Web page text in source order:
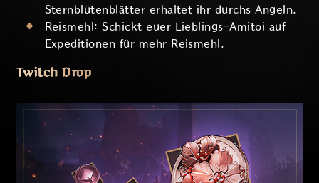
Sternblütenblätter erhaltet ihr durchs Angeln.
Reismehl: Schickt euer Lieblings-Amitoi auf
Expeditionen für mehr Reismehl.
Twitch Drop